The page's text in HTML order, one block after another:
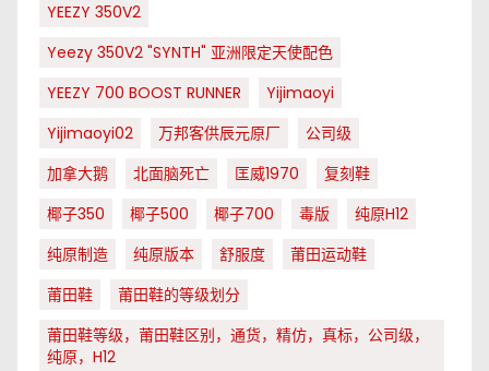
YEEZY 350V2
Yeezy 350V2 "SYNTH" 亚洲限定天使配色
YEEZY 700 BOOST RUNNER
Yijimaoyi
Yijimaoyi02
万邦客供辰元原厂
公司级
加拿大鹅
北面脑死亡 匡威1970
复刻鞋
椰子350
椰子500 椰子700 毒版
纯原H12
纯原制造
纯原版本 舒服度
莆田运动鞋
莆田鞋
莆田鞋的等级划分
莆田鞋等级，莆田鞋区别，通货，精仿，真标，公司级，
纯原，H12